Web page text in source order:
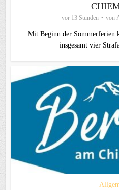
vor 13 Stunden von
Mit Beginn der Sommerferien
insgesamt vier